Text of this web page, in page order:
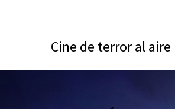
Cine de terror al